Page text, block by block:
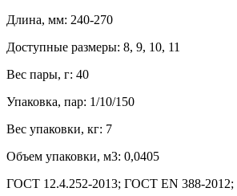
Длина, мм: 240-270
Доступные размеры: 8, 9, 10, 11
Вес пары, г: 40
Упаковка, пар: 1/10/150
Вес упаковки, кг: 7
Объем упаковки, м3: 0,0405
ГОСТ 12.4.252-2013; ГОСТ ЕN 388-